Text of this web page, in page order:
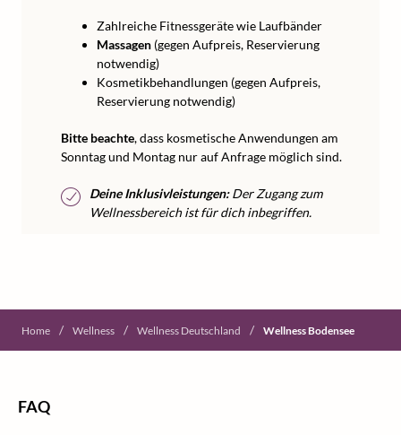
Zahlreiche Fitnessgeräte wie Laufbänder
Massagen (gegen Aufpreis, Reservierung
notwendig)
Kosmetikbehandlungen (gegen Aufpreis,
Reservierung notwendig)
Bitte beachte, dass kosmetische Anwendungen am
Sonntag und Montag nur auf Anfrage möglich sind.
Deine Inklusivleistungen:Der Zugang zum
Wellnessbereich ist für dich inbegriffen.
Home / Wellness / Wellness Deutschland / Wellness Bodensee
FAQ